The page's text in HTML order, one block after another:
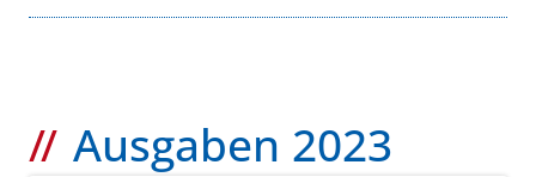
Ausgaben 2023